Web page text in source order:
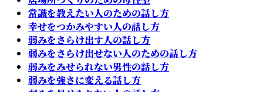
常識を教えたい人のための話し方
幸せをつかみやすい人の話し方
弱みをさらけ出す人の話し方
弱みをさらけ出せない人のための話し方
弱みをみせられない男性の話し方
弱みを強さに変える話し方